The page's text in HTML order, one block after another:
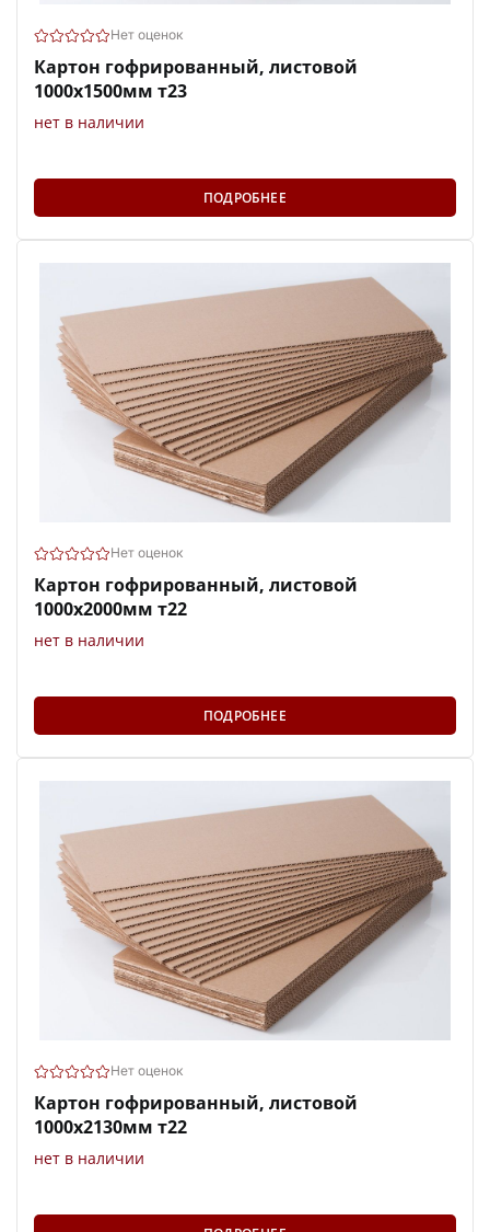
Нет оценок
Картон гофрированный, листовой
1000х1500мм т23
нет в наличии
ПОДРОБНЕЕ
Нет оценок
Картон гофрированный, листовой
1000х2000мм т22
нет в наличии
ПОДРОБНЕЕ
Нет оценок
Картон гофрированный, листовой
1000х2130мм т22
нет в наличии